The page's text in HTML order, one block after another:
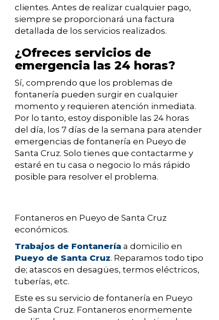
clientes. Antes de realizar cualquier pago,
siempre se proporcionará una factura
detallada de los servicios realizados.
¿Ofreces servicios de
emergencia las 24 horas?
Sí, comprendo que los problemas de
fontanería pueden surgir en cualquier
momento y requieren atención inmediata.
Por lo tanto, estoy disponible las 24 horas
del día, los 7 días de la semana para atender
emergencias de fontanería en Pueyo de
Santa Cruz. Solo tienes que contactarme y
estaré en tu casa o negocio lo más rápido
posible para resolver el problema.
Fontaneros en Pueyo de Santa Cruz
económicos.
Trabajos de Fontanería a domicilio en
Pueyo de Santa Cruz. Reparamos todo tipo
de; atascos en desagües, termos eléctricos,
tuberías, etc.
Este es su servicio de fontanería en Pueyo
de Santa Cruz. Fontaneros enormemente